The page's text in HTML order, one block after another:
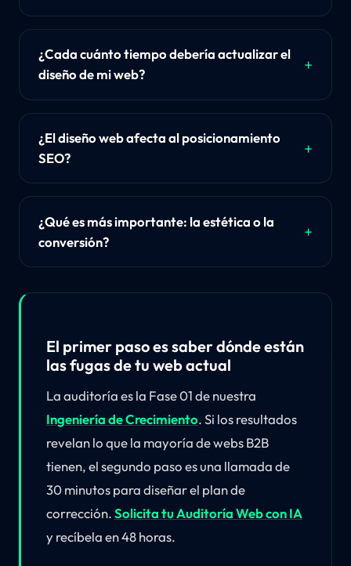
¿Cada cuánto tiempo debería actualizar el
diseño de mi web?
¿El diseño web afecta al posicionamiento
SEO?
¿Qué es más importante: la estética o la
conversión?
El primer paso es saber dónde están
las fugas de tu web actual
La auditoría es la Fase 01 de nuestra
Ingeniería de Crecimiento. Si los resultados
revelan lo que la mayoría de webs B2B
tienen, el segundo paso es una llamada de
30 minutos para diseñar el plan de
corrección.Solicita tu Auditoría Web con IA
y recíbela en 48 horas.